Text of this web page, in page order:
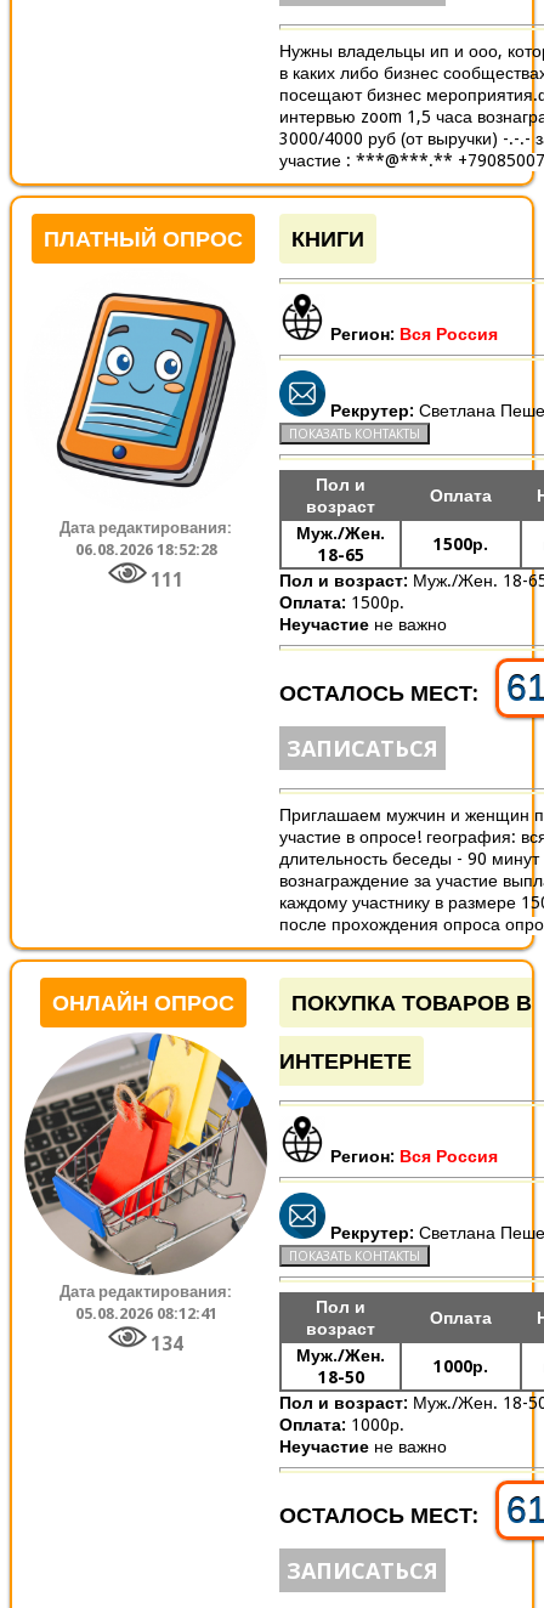
Нужны владельцы ип и ооо,
в каких либо бизнес
посещают бизнес
интервью zoom 1,5 часа
3000/4000 руб (от выручки) -.-.-
участие : ***@***.**
ПЛАТНЫЙ ОПРОС
Дата редактирования:
06.08.2026 18:52:28
111
КНИГИ
Регион: Вся Россия
Рекрутер: Светлана
Пол и
возраст
Оплата
Муж./Жен.
18-65
1500р.
Пол и возраст: Муж./Жен. 18-
Оплата: 1500р.
Неучастие не важно
ОСТАЛОСЬ МЕСТ:
ЗАПИСАТЬСЯ
Приглашаем мужчин и женщин
участие в опросе! география:
длительность беседы - 90 минут
вознаграждение за участие
каждому участнику в размере
после прохождения опроса
ОНЛАЙН ОПРОС
Дата редактирования:
05.08.2026 08:12:41
134
ПОКУПКА ТОВАРОВ В
ИНТЕРНЕТЕ
Регион: Вся Россия
Рекрутер: Светлана
Пол и
возраст
Оплата
Муж./Жен.
18-50
1000р.
Пол и возраст: Муж./Жен. 18-
Оплата: 1000р.
Неучастие не важно
ОСТАЛОСЬ МЕСТ:
ЗАПИСАТЬСЯ